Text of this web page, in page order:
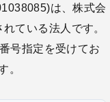
は、株式会
ている法人です。
号指定を受けてお
。